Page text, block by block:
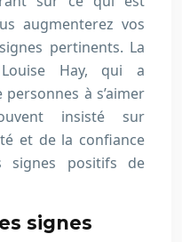
augmenterez vos
pertinents. La
Hay, qui a
à s’aimer
insisté sur
et de la confiance
positifs de
signes